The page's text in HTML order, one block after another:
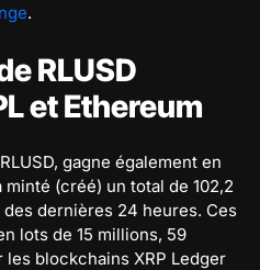
.
RLUSD
et Ethereum
gagne également en
(créé) un total de 102,2
dernières 24 heures. Ces
lots de 15 millions, 59
blockchains XRP Ledger